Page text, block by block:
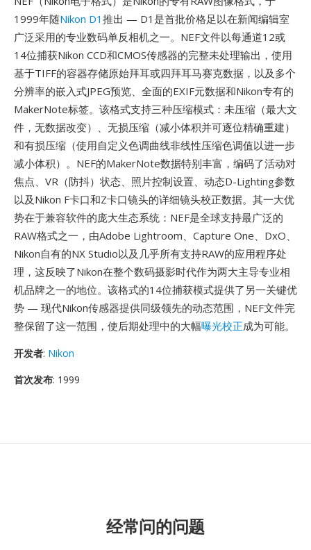
1999年随Nikon D1 推出 — D1是首批价格足以在新闻编辑室
广泛采用的专业数码单反相机之一。NEF文件以每通道12或
14位捕获Nikon CCD和CMOS传感器的完整未处理输出，使用
基于TIFF的容器存储原始拜耳或四拜耳马赛克数据，以及多个
分辨率的嵌入式JPEG预览、全面的EXIF元数据和Nikon专有的
MakerNote标签。该格式支持三种压缩模式：未压缩（最大文
件，无数据改变）、无损压缩（减小体积并可逐位精确重建）
和有损压缩（使用自定义色调曲线非线性压缩色调值以进一步
减小体积）。NEF的MakerNote数据特别丰富，编码了活动对
焦点、VR（防抖）状态、照片控制设置、动态D-Lighting参数
以及Nikon F卡口和Z卡口镜头的详细镜头校正数据。其一大优
势在于兼容软件的庞大生态系统：NEF是全球支持最广泛的
RAW格式之一，由Adobe Lightroom、Capture One、DxO、
Nikon自有的NX Studio以及几乎所有支持RAW的应用程序处
理，这反映了Nikon在整个数码摄影时代作为两大主导专业相
机品牌之一的地位。该格式的14位捕获模式提供了另一关键优
势 — 现代Nikon传感器提供同级领先的动态范围，NEF文件完
整保留了这一范围，使后期处理中的大幅曝光校正成为可能。
开发者: Nikon
首次发布: 1999
经常问的问题